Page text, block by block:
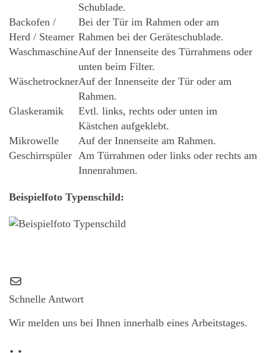
Schublade.
Backofen /
Herd / Steamer
Bei der Tür im Rahmen oder am
Rahmen bei der Geräteschublade.
WaschmaschineAuf der Innenseite des Türrahmens oder
unten beim Filter.
WäschetrocknerAuf der Innenseite der Tür oder am
Rahmen.
Glaskeramik
Evtl. links, rechts oder unten im
Kästchen aufgeklebt.
Mikrowelle
Auf der Innenseite am Rahmen.
Geschirrspüler Am Türrahmen oder links oder rechts am
Innenrahmen.
Beispielfoto Typenschild:
Schnelle Antwort
Wir melden uns bei Ihnen innerhalb eines Arbeitstages.